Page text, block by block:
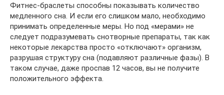
Фитнес-браслеты способны показывать количество
медленного сна. И если его слишком мало, необходимо
принимать определенные меры. Но под «мерами» не
следует подразумевать снотворные препараты, так как
некоторые лекарства просто «отключают» организм,
разрушая структуру сна (подавляют различные фазы). В
таком случае, даже проспав 12 часов, вы не получите
положительного эффекта.